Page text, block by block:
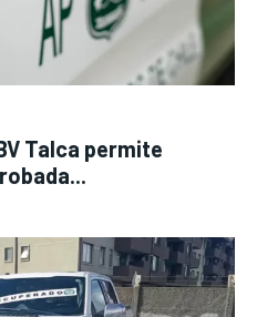
Talca permite